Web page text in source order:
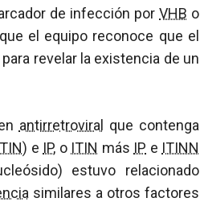
de infección por VHB o
el equipo reconoce que el
revelar la existencia de un
antirretroviral
que contenga
) e IP, o ITIN más IP e ITINN
estuvo relacionado
similares a otros factores